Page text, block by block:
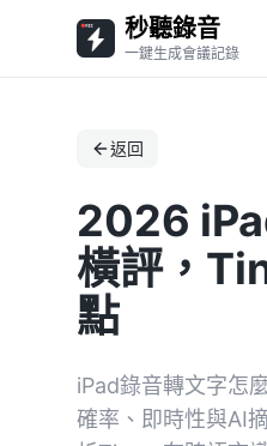
秒聽錄音
一鍵生成會議記錄
返回
2026
橫評，
點
iPad錄音轉文字怎
確率、即時性與AI